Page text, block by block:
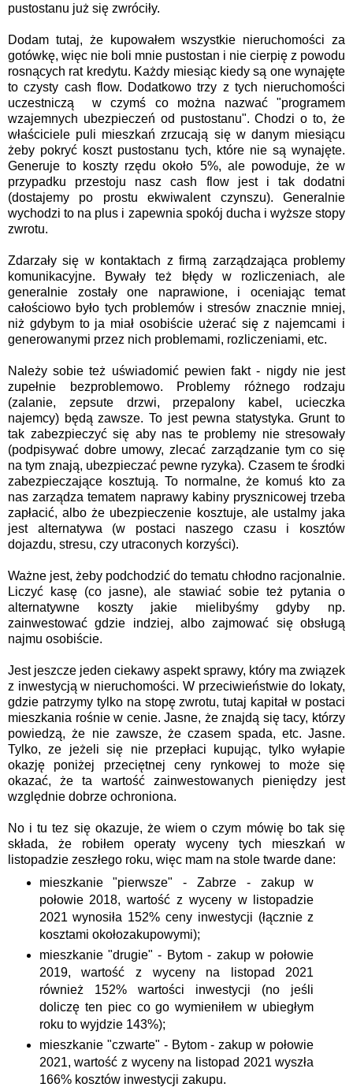
pustostanu już się zwróciły.
Dodam tutaj, że kupowałem wszystkie nieruchomości za
gotówkę, więc nie boli mnie pustostan i nie cierpię z powodu
rosnących rat kredytu. Każdy miesiąc kiedy są one wynajęte
to czysty cash flow. Dodatkowo trzy z tych nieruchomości
uczestniczą w czymś co można nazwać "programem
wzajemnych ubezpieczeń od pustostanu". Chodzi o to, że
właściciele puli mieszkań zrzucają się w danym miesiącu
żeby pokryć koszt pustostanu tych, które nie są wynajęte.
Generuje to koszty rzędu około 5%, ale powoduje, że w
przypadku przestoju nasz cash flow jest i tak dodatni
(dostajemy po prostu ekwiwalent czynszu). Generalnie
wychodzi to na plus i zapewnia spokój ducha i wyższe stopy
zwrotu.
Zdarzały się w kontaktach z firmą zarządzająca problemy
komunikacyjne. Bywały też błędy w rozliczeniach, ale
generalnie zostały one naprawione, i oceniając temat
całościowo było tych problemów i stresów znacznie mniej,
niż gdybym to ja miał osobiście użerać się z najemcami i
generowanymi przez nich problemami, rozliczeniami, etc.
Należy sobie też uświadomić pewien fakt - nigdy nie jest
zupełnie bezproblemowo. Problemy różnego rodzaju
(zalanie, zepsute drzwi, przepalony kabel, ucieczka
najemcy) będą zawsze. To jest pewna statystyka. Grunt to
tak zabezpieczyć się aby nas te problemy nie stresowały
(podpisywać dobre umowy, zlecać zarządzanie tym co się
na tym znają, ubezpieczać pewne ryzyka). Czasem te środki
zabezpieczające kosztują. To normalne, że komuś kto za
nas zarządza tematem naprawy kabiny prysznicowej trzeba
zapłacić, albo że ubezpieczenie kosztuje, ale ustalmy jaka
jest alternatywa (w postaci naszego czasu i kosztów
dojazdu, stresu, czy utraconych korzyści).
Ważne jest, żeby podchodzić do tematu chłodno racjonalnie.
Liczyć kasę (co jasne), ale stawiać sobie też pytania o
alternatywne koszty jakie mielibyśmy gdyby np.
zainwestować gdzie indziej, albo zajmować się obsługą
najmu osobiście.
Jest jeszcze jeden ciekawy aspekt sprawy, który ma związek
z inwestycją w nieruchomości. W przeciwieństwie do lokaty,
gdzie patrzymy tylko na stopę zwrotu, tutaj kapitał w postaci
mieszkania rośnie w cenie. Jasne, że znajdą się tacy, którzy
powiedzą, że nie zawsze, że czasem spada, etc. Jasne.
Tylko, ze jeżeli się nie przepłaci kupując, tylko wyłapie
okazję poniżej przeciętnej ceny rynkowej to może się
okazać, że ta wartość zainwestowanych pieniędzy jest
względnie dobrze ochroniona.
No i tu tez się okazuje, że wiem o czym mówię bo tak się
składa, że robiłem operaty wyceny tych mieszkań w
listopadzie zeszłego roku, więc mam na stole twarde dane:
mieszkanie "pierwsze" - Zabrze - zakup w
połowie 2018, wartość z wyceny w listopadzie
2021 wynosiła 152% ceny inwestycji (łącznie z
kosztami okołozakupowymi);
mieszkanie "drugie" - Bytom - zakup w połowie
2019, wartość z wyceny na listopad 2021
również 152% wartości inwestycji (no jeśli
doliczę ten piec co go wymieniłem w ubiegłym
roku to wyjdzie 143%);
mieszkanie "czwarte" - Bytom - zakup w połowie
2021, wartość z wyceny na listopad 2021 wyszła
166% kosztów inwestycji zakupu.